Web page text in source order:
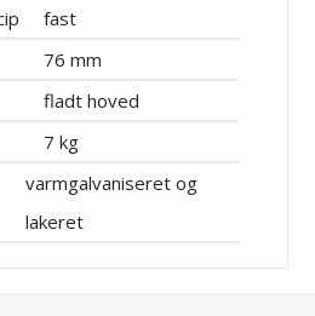
fast
76 mm
fladt hoved
7 kg
varmgalvaniseret og
lakeret